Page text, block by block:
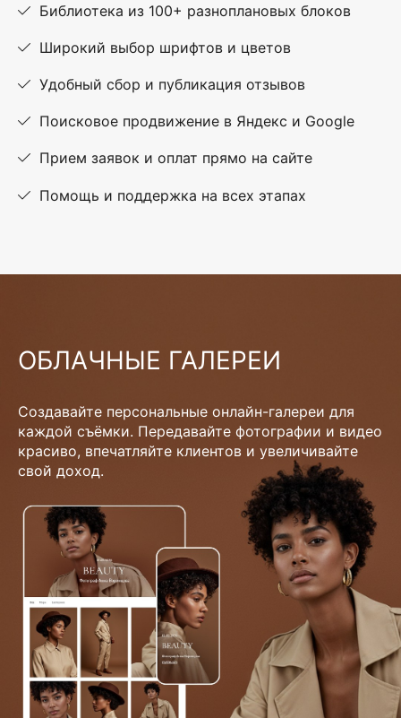
Библиотека из 100+ разноплановых блоков
Широкий выбор шрифтов и цветов
Удобный сбор и публикация отзывов
Поисковое продвижение в Яндекс и Google
Прием заявок и оплат прямо на сайте
Помощь и поддержка на всех этапах
ОБЛАЧНЫЕ ГАЛЕРЕИ
Создавайте персональные онлайн-галереи для
каждой съёмки. Передавайте фотографии и видео
красиво, впечатляйте клиентов и увеличивайте
свой доход.